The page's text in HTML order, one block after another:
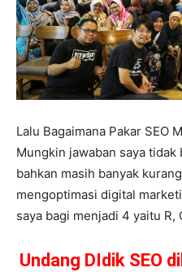
Lalu Bagaimana Pakar SEO
Mungkin jawaban saya
bahkan masih banyak
mengoptimasi digital
saya bagi menjadi 4 yaitu R,
Undang DIdik SEO